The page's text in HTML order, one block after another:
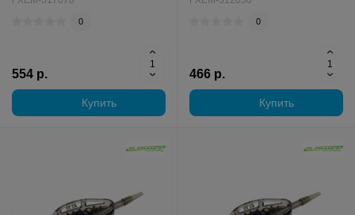
0
554 р.
Купить
0
466 р.
Купить